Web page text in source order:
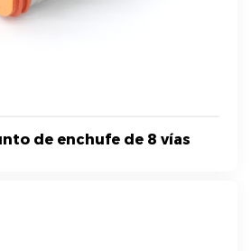
de enchufe de 8 vías